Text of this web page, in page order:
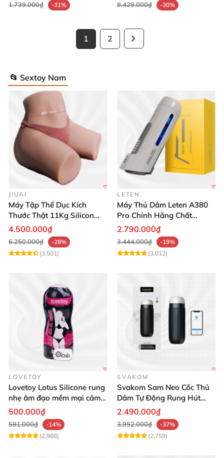
1.739.000₫ -31% 8.428.000₫ -30%
1 2
📂 Sextoy Nam
JIUAI
Máy Tập Thể Dục Kích
Thước Thật 11Kg Silicon
Cao Cấp Nhật Bản
4.500.000₫
6.250.000₫
-28%
(3,501)
LETEN
Máy Thủ Dâm Leten A380
Pro Chính Hãng Chất
Lượng Cao
2.790.000₫
3.444.000₫
-19%
(3,012)
LOVETOY
Lovetoy Lotus Silicone rung
nhẹ âm đạo mềm mại cảm
giác thật
500.000₫
581.000₫
-14%
(2,988)
SVAKOM
Svakom Sam Neo Cốc Thủ
Dâm Tự Động Rung Hút
App Điều Khiển Xa
2.490.000₫
3.952.000₫
-37%
(2,759)